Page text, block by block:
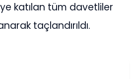
katılan tüm davetliler
taçlandırıldı.